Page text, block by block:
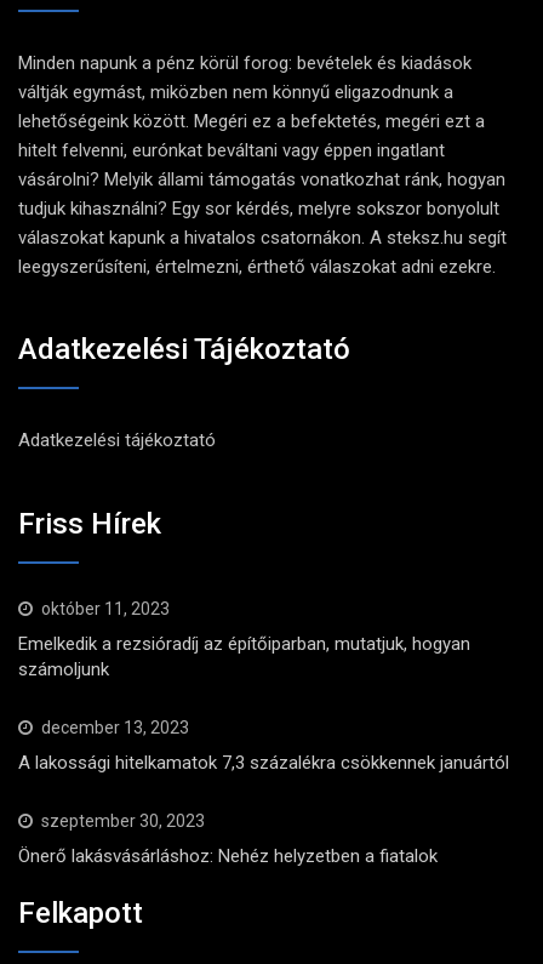
Minden napunk a pénz körül forog: bevételek és kiadások
váltják egymást, miközben nem könnyű eligazodnunk a
lehetőségeink között. Megéri ez a befektetés, megéri ezt a
hitelt felvenni, eurónkat beváltani vagy éppen ingatlant
vásárolni? Melyik állami támogatás vonatkozhat ránk, hogyan
tudjuk kihasználni? Egy sor kérdés, melyre sokszor bonyolult
válaszokat kapunk a hivatalos csatornákon. A steksz.hu segít
leegyszerűsíteni, értelmezni, érthető válaszokat adni ezekre.
Adatkezelési Tájékoztató
Adatkezelési tájékoztató
Friss Hírek
október 11, 2023
Emelkedik a rezsióradíj az építőiparban, mutatjuk, hogyan
számoljunk
december 13, 2023
A lakossági hitelkamatok 7,3 százalékra csökkennek januártól
szeptember 30, 2023
Önerő lakásvásárláshoz: Nehéz helyzetben a fiatalok
Felkapott